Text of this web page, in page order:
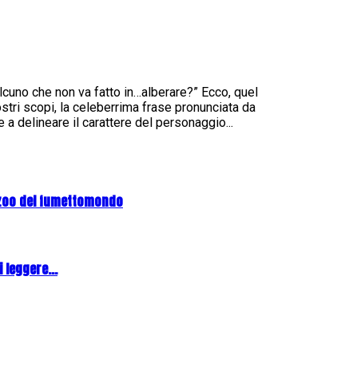
che non va fatto in…alberare?” Ecco, quel
scopi, la celeberrima frase pronunciata da
a delineare il carattere del personaggio...
del fumettomondo
leggere...